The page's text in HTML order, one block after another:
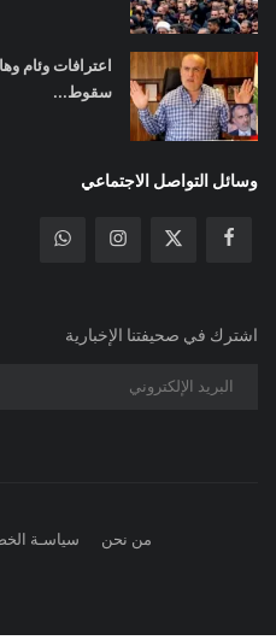
اعترافات وئام
سقوط...
وسائل التواصل الاجتماعي
اشترك في صحيفتنا الإخبارية
من نحن سياسـة